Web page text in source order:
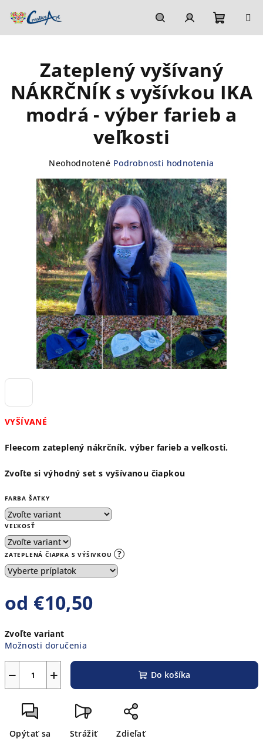
HľadaťPrihlásenie
košík
VYŠÍVANÉ
Fleecom zateplený nákrčník, výber farieb a veľkosti.
Zvoľte si výhodný set s vyšívanou čiapkou
FARBA ŠATKY
VEĽKOSŤ
ZATEPLENÁ ČIAPKA S VÝŠIVKOU ?
od €10,50
cena:
Zvoľte variant
Možnosti doručenia
+
− Do košíka
Opýtať sa Strážiť Zdieľať
Zateplený vyšívaný
NÁKRČNÍK s vyšívkou IKA
modrá - výber farieb a
veľkosti
produktu
hviezdičiek.
Neohodnotené Podrobnosti hodnotenia